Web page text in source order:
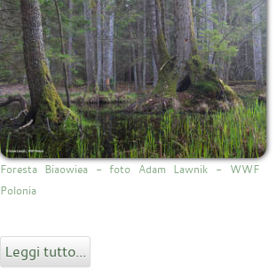
Foresta Biaowiea - foto Adam Lawnik - WWF
Polonia
Leggi tutto...